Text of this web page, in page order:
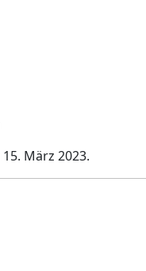
15. März 2023.